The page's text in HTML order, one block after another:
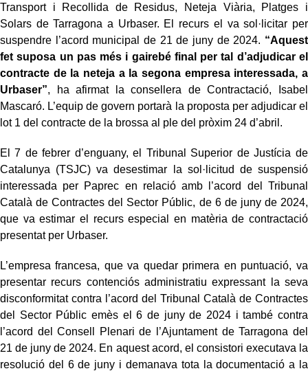
Transport i Recollida de Residus, Neteja Viària, Platges i
Solars de Tarragona a Urbaser. El recurs el va sol·licitar per
suspendre l’acord municipal de 21 de juny de 2024. “Aquest
fet suposa un pas més i gairebé final per tal d’adjudicar el
contracte de la neteja a la segona empresa interessada, a
Urbaser”, ha afirmat la consellera de Contractació, Isabel
Mascaró. L’equip de govern portarà la proposta per adjudicar el
lot 1 del contracte de la brossa al ple del pròxim 24 d’abril.
El 7 de febrer d’enguany, el Tribunal Superior de Justícia de
Catalunya (TSJC) va desestimar la sol·licitud de suspensió
interessada per Paprec en relació amb l’acord del Tribunal
Català de Contractes del Sector Públic, de 6 de juny de 2024,
que va estimar el recurs especial en matèria de contractació
presentat per Urbaser.
L’empresa francesa, que va quedar primera en puntuació, va
presentar recurs contenciós administratiu expressant la seva
disconformitat contra l’acord del Tribunal Català de Contractes
del Sector Públic emès el 6 de juny de 2024 i també contra
l’acord del Consell Plenari de l’Ajuntament de Tarragona del
21 de juny de 2024. En aquest acord, el consistori executava la
resolució del 6 de juny i demanava tota la documentació a la